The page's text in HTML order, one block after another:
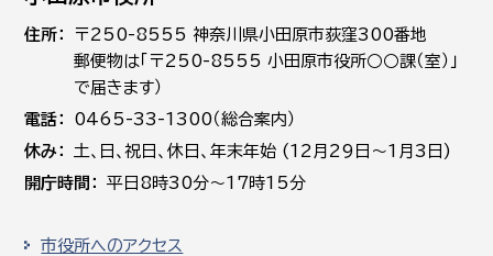
住所
〒250-8555 神奈川県小田原市荻窪300番地
郵便物は「〒250-8555 小田原市役所○○課（室）」
で届きます）
電話
0465-33-1300（総合案内）
休み
土､日､祝日、休日、年末年始 (12月29日～1月3日)
開庁時間
平日8時30分～17時15分
市役所へのアクセス